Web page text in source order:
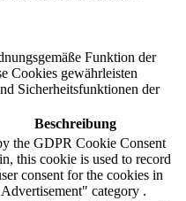
Funktion der
Cookies gewährleisten
Sicherheitsfunktionen der
Beschreibung
the GDPR Cookie Consent
this cookie is used to record
consent for the cookies in
category .